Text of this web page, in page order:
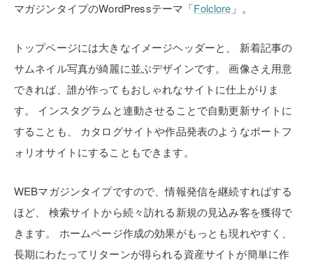
マガジンタイプのWordPressテーマ「Folclore 」。
トップページには大きなイメージヘッダーと、
新着記事の
サムネイル写真が綺麗に並ぶデザインです。
画像さえ用意
できれば、誰が作ってもおしゃれなサイトに仕上がりま
す。
インスタグラムと連動させることで自動更新サイトに
することも、
カタログサイトや作品発表のようなポートフ
ォリオサイトにすることもできます。
WEBマガジンタイプですので、情報発信を継続すればする
ほど、
検索サイトから続々訪れる新規の見込み客を獲得で
きます。
ホームページ作成の効果がもっとも現れやすく、
長期にわたってリターンが得られる資産サイトが簡単に作